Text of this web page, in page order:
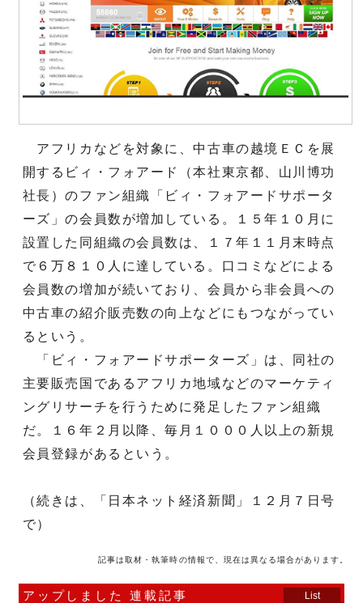
アフリカなどを対象に、中古車の越境ＥＣを展
開するビィ・フォアード（本社東京都、山川博功
社長）のファン組織「ビィ・フォアードサポータ
ーズ」の会員数が増加している。１５年１０月に
設置した同組織の会員数は、１７年１１月末時点
で６万８１０人に達している。口コミなどによる
会員数の増加が続いており、会員から非会員への
中古車の紹介販売数の向上などにもつながってい
るという。
「ビィ・フォアードサポーターズ」は、同社の
主要販売国であるアフリカ地域などのマーケティ
ングリサーチを行うために発足したファン組織
だ。１６年２月以降、毎月１０００人以上の新規
会員登録があるという。
（続きは、「日本ネット経済新聞」１２月７日号
で）
記事は取材・執筆時の情報で、現在は異なる場合があります。
アップしました 連載記事 List